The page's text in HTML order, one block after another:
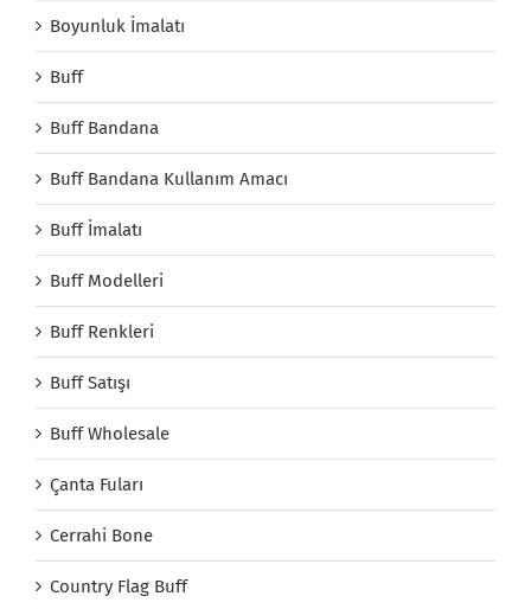
Boyunluk İmalatı
Buff
Buff Bandana
Buff Bandana Kullanım Amacı
Buff İmalatı
Buff Modelleri
Buff Renkleri
Buff Satışı
Buff Wholesale
Çanta Fuları
Cerrahi Bone
Country Flag Buff